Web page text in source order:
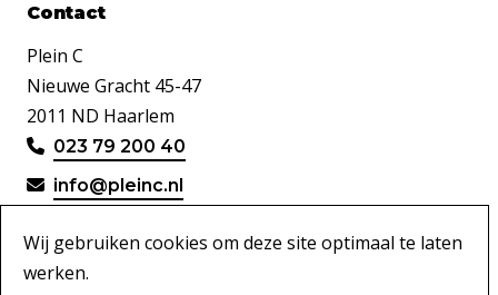
Contact
Plein C
Nieuwe Gracht 45-47
2011 ND Haarlem
023 79 200 40
info@pleinc.nl
Disclaimer
Wij gebruiken cookies om deze site optimaal te laten
werken.